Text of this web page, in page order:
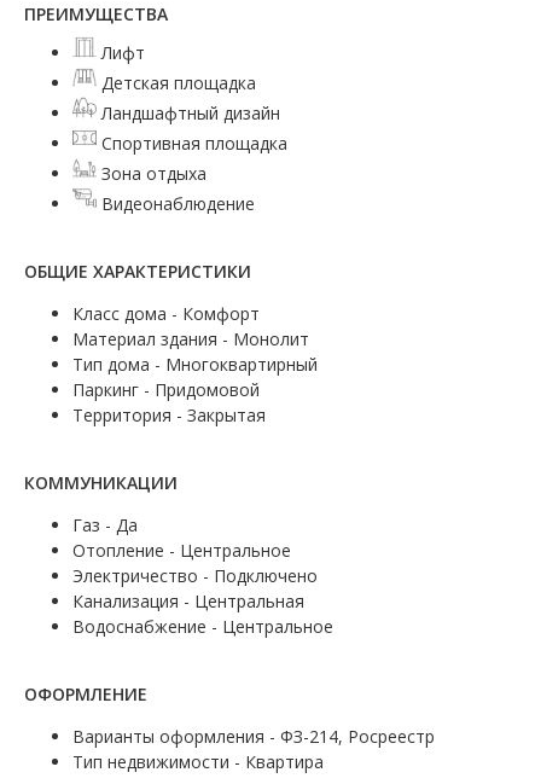
ПРЕИМУЩЕСТВА
Лифт
Детская площадка
Ландшафтный дизайн
Спортивная площадка
Зона отдыха
Видеонаблюдение
ОБЩИЕ ХАРАКТЕРИСТИКИ
Класс дома - Комфорт
Материал здания - Монолит
Тип дома - Многоквартирный
Паркинг - Придомовой
Территория - Закрытая
КОММУНИКАЦИИ
Газ - Да
Отопление - Центральное
Электричество - Подключено
Канализация - Центральная
Водоснабжение - Центральное
ОФОРМЛЕНИЕ
Варианты оформления - ФЗ-214, Росреестр
Тип недвижимости - Квартира